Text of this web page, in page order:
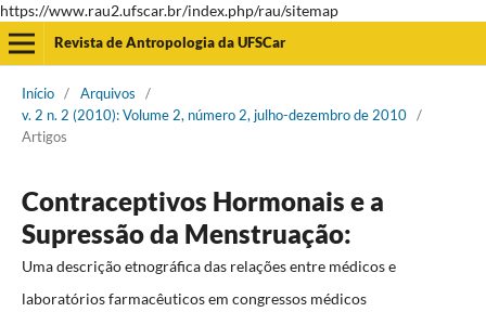
https://www.rau2.ufscar.br/index.php/rau/sitemap
Revista de Antropologia da UFSCar
Início / Arquivos
/
v. 2 n. 2 (2010): Volume 2, número 2, julho-dezembro de 2010 /
Artigos
Contraceptivos Hormonais e a
Supressão da Menstruação:
Uma descrição etnográfica das relações entre médicos e
laboratórios farmacêuticos em congressos médicos